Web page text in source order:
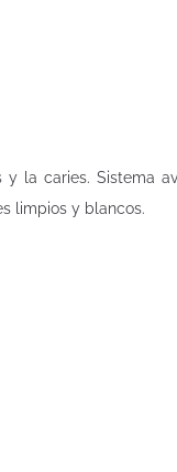
la caries. Sistema
limpios y blancos.